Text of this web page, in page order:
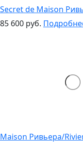
Secret de Maison
85 600 руб.
Maison Ривьера/